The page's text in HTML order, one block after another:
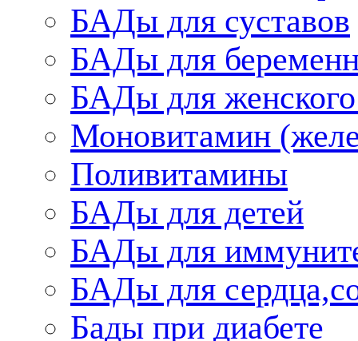
БАДы для суставов
БАДы для
БАДы для женского
Моновитамин
Поливитамины
БАДы для детей
БАДы для
БАДы для
Бады при диабете